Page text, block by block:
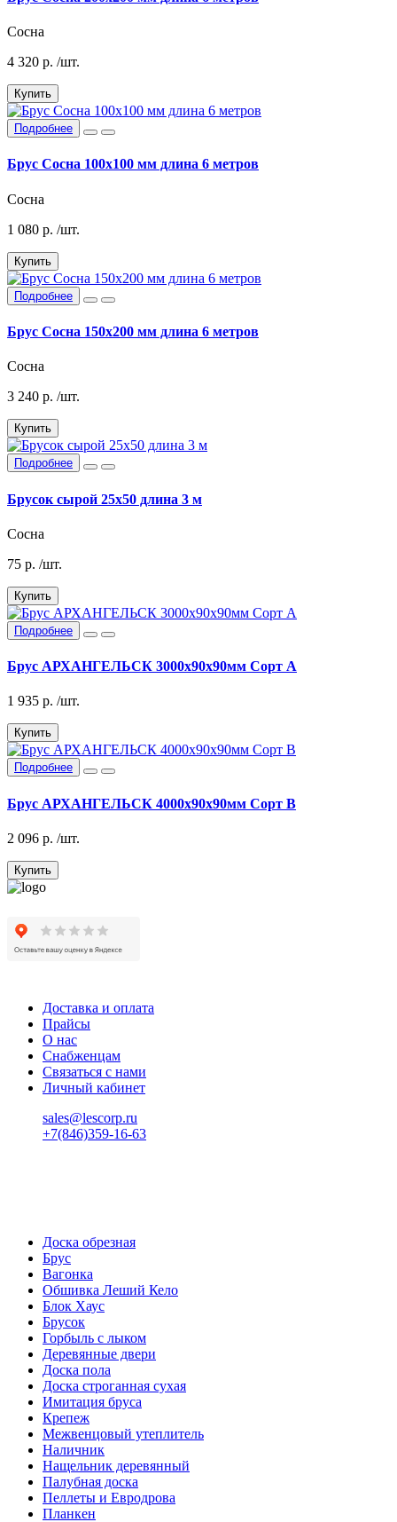
Сосна
4 320 р. /шт.
Купить
Подробнее
Брус Сосна 100х100 мм длина 6 метров
Сосна
1 080 р. /шт.
Купить
Подробнее
Брус Сосна 150х200 мм длина 6 метров
Сосна
3 240 р. /шт.
Купить
Подробнее
Брусок сырой 25х50 длина 3 м
Сосна
75 р. /шт.
Купить
Подробнее
Брус АРХАНГЕЛЬСК 3000х90х90мм Сорт А
1 935 р. /шт.
Купить
Подробнее
Брус АРХАНГЕЛЬСК 4000х90х90мм Сорт В
2 096 р. /шт.
Купить
Доставка и оплата
Прайсы
О нас
Снабженцам
Связаться с нами
Личный кабинет
sales@lescorp.ru
+7(846)359-16-63
Доска обрезная
Брус
Вагонка
Обшивка Леший Кело
Блок Хаус
Брусок
Горбыль с лыком
Деревянные двери
Доска пола
Доска строганная сухая
Имитация бруса
Крепеж
Межвенцовый утеплитель
Наличник
Нащельник деревянный
Палубная доска
Пеллеты и Евродрова
Планкен